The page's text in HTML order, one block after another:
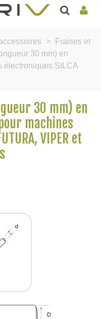
>
Fraises et
30 mm) en
électroniques SILCA
30 mm) en
machines
VIPER et